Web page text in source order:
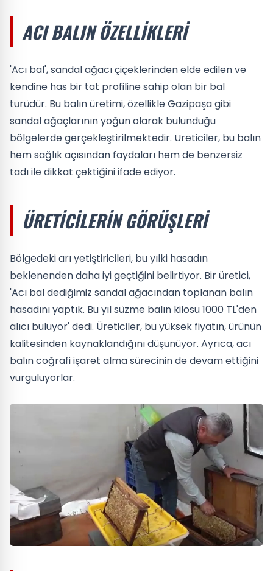
ACI BALIN ÖZELLIKLERI
'Acı bal', sandal ağacı çiçeklerinden elde edilen ve
kendine has bir tat profiline sahip olan bir bal
türüdür. Bu balın üretimi, özellikle Gazipaşa gibi
sandal ağaçlarının yoğun olarak bulunduğu
bölgelerde gerçekleştirilmektedir. Üreticiler, bu balın
hem sağlık açısından faydaları hem de benzersiz
tadı ile dikkat çektiğini ifade ediyor.
ÜRETICILERIN GÖRÜŞLERI
Bölgedeki arı yetiştiricileri, bu yılki hasadın
beklenenden daha iyi geçtiğini belirtiyor. Bir üretici,
'Acı bal dediğimiz sandal ağacından toplanan balın
hasadını yaptık. Bu yıl süzme balın kilosu 1000 TL'den
alıcı buluyor' dedi. Üreticiler, bu yüksek fiyatın, ürünün
kalitesinden kaynaklandığını düşünüyor. Ayrıca, acı
balın coğrafi işaret alma sürecinin de devam ettiğini
vurguluyorlar.